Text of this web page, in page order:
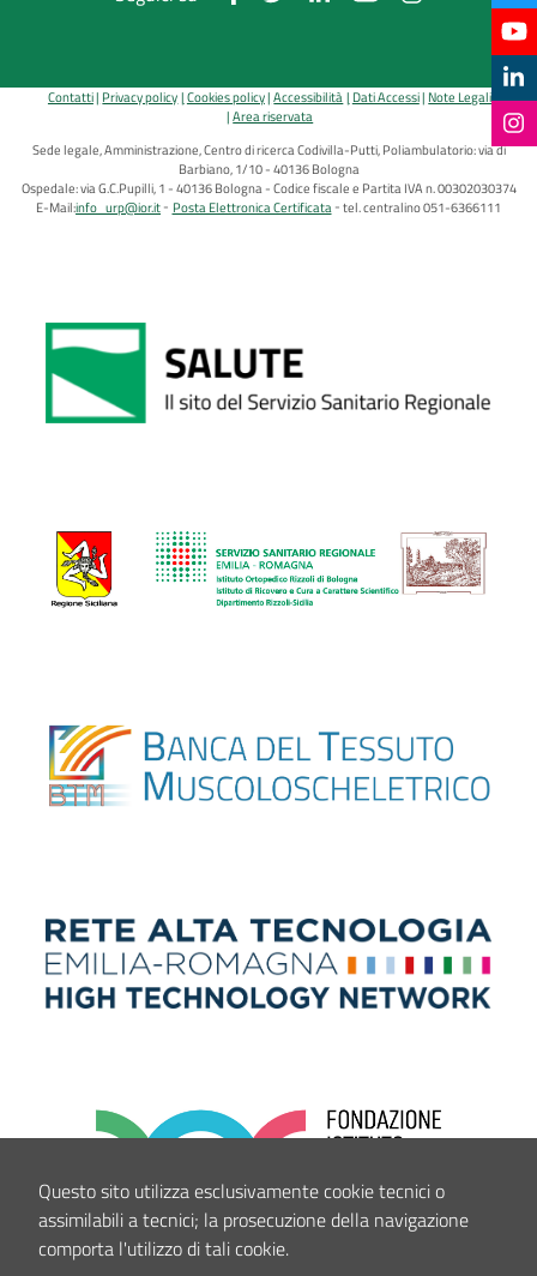
Contatti Privacy policy Cookies policy Accessibilità Dati Accessi Note Legali
Area riservata
Sede legale, Amministrazione, Centro di ricerca Codivilla-Putti, Poliambulatorio: via di
Barbiano, 1/10 - 40136 Bologna
Ospedale: via G.C.Pupilli, 1 - 40136 Bologna - Codice fiscale e Partita IVA n. 00302030374
E-Mail:info_urp@ior.it Posta Elettronica Certificata tel. centralino 051-6366111
Questo sito utilizza esclusivamente cookie tecnici o
assimilabili a tecnici; la prosecuzione della navigazione
comporta l'utilizzo di tali cookie.